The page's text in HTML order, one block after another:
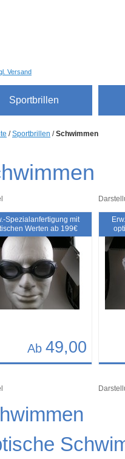
Versand
Sportbrillen
/Sportbrillen /Schwimmen
Spezialanfertigung mit
Werten ab 199€
Ab 49,00
10705 Art.-